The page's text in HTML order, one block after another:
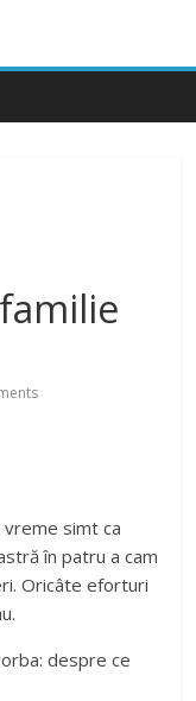
vreme simt ca
în patru a cam
Oricâte eforturi
despre ce